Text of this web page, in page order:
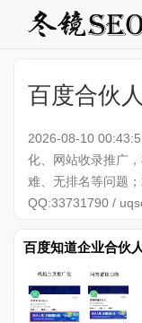
百度合伙
2026-08-10
化、网站收录推广
难、无排名等问题
QQ:33731790 /
百度知道企业合伙